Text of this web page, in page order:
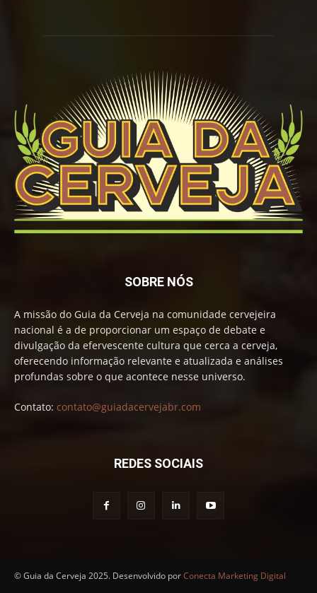
SOBRE NÓS
A missão do Guia da Cerveja na comunidade cervejeira
nacional é a de proporcionar um espaço de debate e
divulgação da efervescente cultura que cerca a cerveja,
oferecendo informação relevante e atualizada e análises
profundas sobre o que acontece nesse universo.
Contato: contato@guiadacervejabr.com
REDES SOCIAIS
© Guia da Cerveja 2025. Desenvolvido porConecta Marketing Digital